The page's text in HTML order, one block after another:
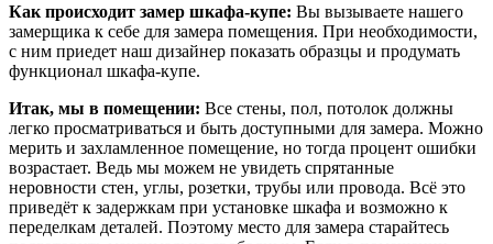
Как происходит замер шкафа-купе: Вы вызываете нашего
замерщика к себе для замера помещения. При необходимости,
с ним приедет наш дизайнер показать образцы и продумать
функционал шкафа-купе.
Итак, мы в помещении: Все стены, пол, потолок должны
легко просматриваться и быть доступными для замера. Можно
мерить и захламленное помещение, но тогда процент ошибки
возрастает. Ведь мы можем не увидеть спрятанные
неровности стен, углы, розетки, трубы или провода. Всё это
приведёт к задержкам при установке шкафа и возможно к
переделкам деталей. Поэтому место для замера старайтесь